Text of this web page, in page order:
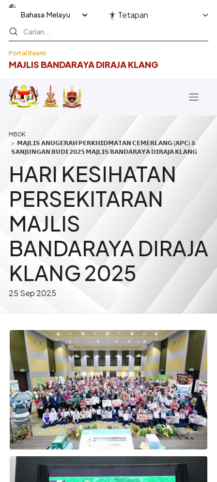
Langkau ke kandungan utama
Portal Rasmi
MAJLIS BANDARAYA DIRAJA KLANG
Select your language Tetapan
Breadcrumb
𝗠𝗔𝗝𝗟𝗜𝗦 𝗔𝗡𝗨𝗚𝗘𝗥𝗔𝗛 𝗣𝗘𝗥𝗞𝗛𝗜𝗗𝗠𝗔𝗧𝗔𝗡 𝗖𝗘𝗠𝗘𝗥𝗟𝗔𝗡𝗚 (𝗔𝗣𝗖) &
𝗦𝗔𝗡𝗝𝗨𝗡𝗚𝗔𝗡 𝗕𝗨𝗗𝗜 𝟮𝟬𝟮𝟱 𝗠𝗔𝗝𝗟𝗜𝗦 𝗕𝗔𝗡𝗗𝗔𝗥𝗔𝗬𝗔 𝗗𝗜𝗥𝗔𝗝𝗔 𝗞𝗟𝗔𝗡𝗚
HARI KESIHATAN
PERSEKITARAN
MAJLIS
BANDARAYA DIRAJA
KLANG 2025
25 Sep 2025